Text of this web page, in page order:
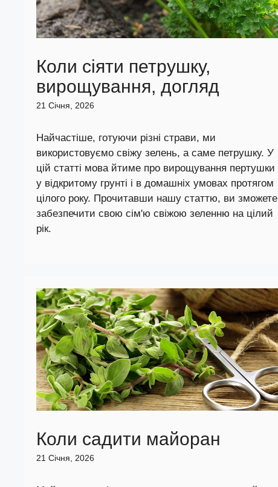
Коли сіяти петрушку,
вирощування, догляд
21 Січня, 2026
Найчастіше, готуючи різні страви, ми
використовуємо свіжу зелень, а саме петрушку. У
цій статті мова йтиме про вирощування пертушки
у відкритому грунті і в домашніх умовах протягом
цілого року. Прочитавши нашу статтю, ви зможете
забезпечити свою сім'ю свіжою зеленню на цілий
рік.
Коли садити майоран
21 Січня, 2026